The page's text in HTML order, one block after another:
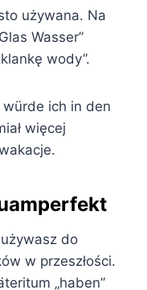
używana. Na
Wasser”
wody”.
würde ich in den
więcej
do
w przeszłości.
„haben”